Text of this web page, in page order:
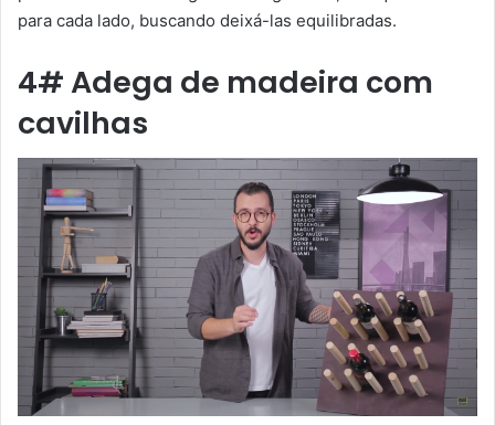
para cada lado, buscando deixá-las equilibradas.
4# Adega de madeira com
cavilhas